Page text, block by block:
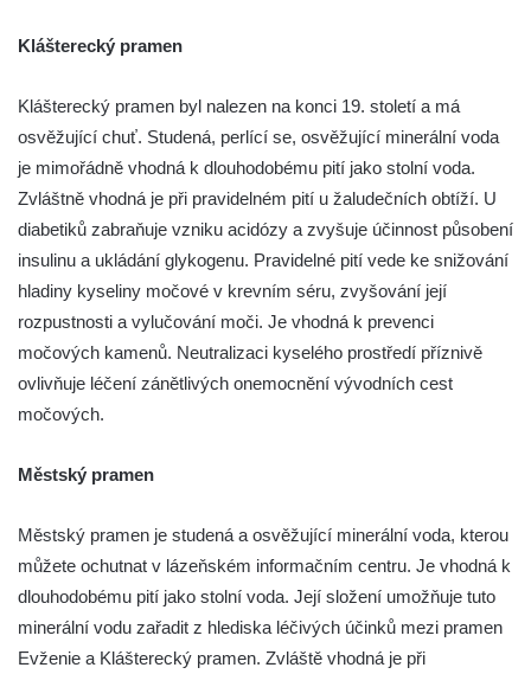
Klášterecký pramen
Klášterecký pramen byl nalezen na konci 19. století a má
osvěžující chuť. Studená, perlící se, osvěžující minerální voda
je mimořádně vhodná k dlouhodobému pití jako stolní voda.
Zvláštně vhodná je při pravidelném pití u žaludečních obtíží. U
diabetiků zabraňuje vzniku acidózy a zvyšuje účinnost působení
insulinu a ukládání glykogenu. Pravidelné pití vede ke snižování
hladiny kyseliny močové v krevním séru, zvyšování její
rozpustnosti a vylučování moči. Je vhodná k prevenci
močových kamenů. Neutralizaci kyselého prostředí příznivě
ovlivňuje léčení zánětlivých onemocnění vývodních cest
močových.
Městský pramen
Městský pramen je studená a osvěžující minerální voda, kterou
můžete ochutnat v lázeňském informačním centru. Je vhodná k
dlouhodobému pití jako stolní voda. Její složení umožňuje tuto
minerální vodu zařadit z hlediska léčivých účinků mezi pramen
Evženie a Klášterecký pramen. Zvláště vhodná je při